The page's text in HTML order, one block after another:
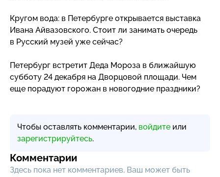
Кругом вода: в Петербурге открывается выставка
Ивана Айвазовского. Стоит ли занимать очередь
в Русский музей уже сейчас?
Петербург встретит Деда Мороза в ближайшую
субботу 24 декабря на Дворцовой площади. Чем
еще порадуют горожан в новогодние праздники?
Чтобы оставлять комментарии, войдите или
зарегистрируйтесь.
Комментарии
Здесь пока нет комментариев, Ваш может быть